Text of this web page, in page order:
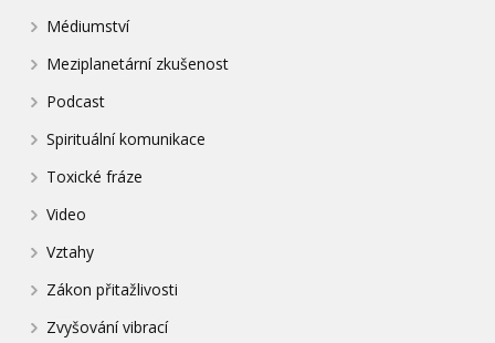
Médiumství
Meziplanetární zkušenost
Podcast
Spirituální komunikace
Toxické fráze
Video
Vztahy
Zákon přitažlivosti
Zvyšování vibrací